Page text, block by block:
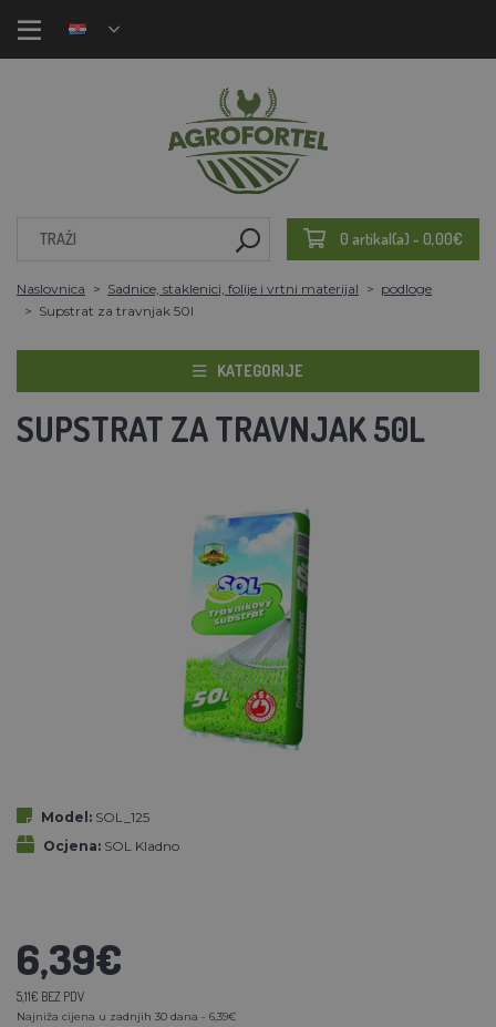
0 artikal(a) - 0,00€
Naslovnica Sadnice, staklenici, folije i vrtni materijal
podloge
Supstrat za travnjak 50l
KATEGORIJE
SUPSTRAT ZA TRAVNJAK 50L
Model: SOL_125
Ocjena: SOL Kladno
6,39€
5,11€ BEZ PDV
Najniža cijena u zadnjih 30 dana - 6,39€